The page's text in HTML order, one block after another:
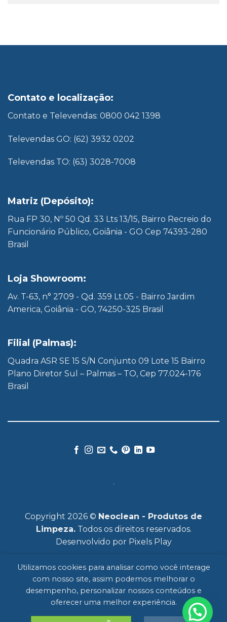
Contato e localização:
Contato e Televendas: 0800 042 1398
Televendas GO: (62) 3932 0202
Televendas TO: (63) 3028-7008
Matriz (Depósito):
Rua FP 30, Nº 50 Qd. 33 Lts 13/15, Bairro Recreio do
Funcionário Público, Goiânia - GO Cep 74393-280
Brasil
Loja Showroom:
Av. T-63, n° 2709 - Qd. 359 Lt.05 - Bairro Jardim
America, Goiânia - GO, 74250-325 Brasil
Filial (Palmas):
Quadra ASR SE 15 S/N Conjunto 09 Lote 15 Bairro
Plano Diretor Sul – Palmas – TO, Cep 77.024-176
Brasil
Copyright 2026 © Neoclean - Produtos de
Limpeza.Todos os direitos reservados.
Desenvolvido por Pixels Play
SOBRE MERCADOS PRODUTOS
FALE CONOSCO
Utilizamos cookies para analisar como você interage
com nosso site, assim podemos melhorar o
desempenho, personalizar nossos conteúdos e
oferecer uma melhor experiência.